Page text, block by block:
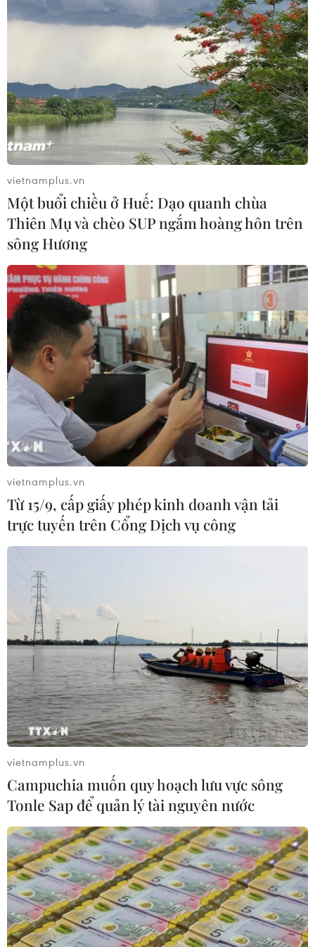
vietnamplus.vn
Một buổi chiều ở Huế: Dạo quanh chùa
Thiên Mụ và chèo SUP ngắm hoàng hôn trên
sông Hương
vietnamplus.vn
Từ 15/9, cấp giấy phép kinh doanh vận tải
trực tuyến trên Cổng Dịch vụ công
vietnamplus.vn
Campuchia muốn quy hoạch lưu vực sông
Tonle Sap để quản lý tài nguyên nước